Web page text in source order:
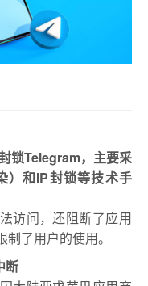
锁Telegram，主要采
）和IP封锁等技术手
访问，还阻断了应用
了用户的使用。
断